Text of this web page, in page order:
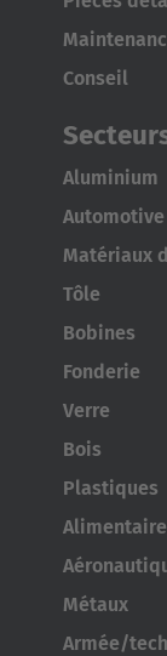
Conseil
Aluminium
Automotive
Matériaux
Tôle
Bobines
Fonderie
Verre
Bois
Plastiques
Alimentaire
Métaux
Armée/